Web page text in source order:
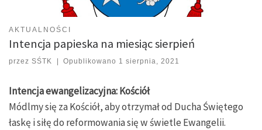
AKTUALNOŚCI
Intencja papieska na miesiąc sierpień
przez SŚTK Opublikowano 1 sierpnia, 2021
Intencja ewangelizacyjna: Kościół
Módlmy się za Kościół, aby otrzymał od Ducha Świętego
łaskę i siłę do reformowania się w świetle Ewangelii.